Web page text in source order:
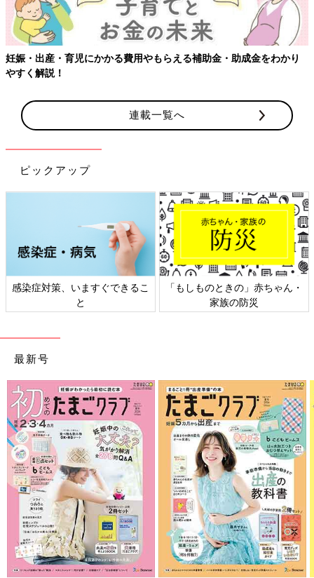
もらえる補助金・助成金をわかり 【ワクチン接種できるものも
連載一覧へ
ピックアップ
きるこ
「もしものときの」赤ちゃん・
日本外来小児科学会リ
ト検討会
最新号